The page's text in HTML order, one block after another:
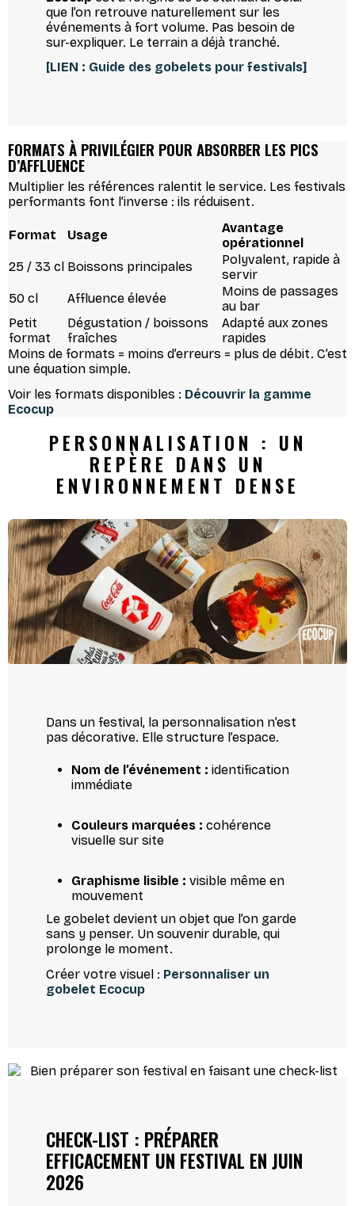
que l’on retrouve naturellement sur les
événements à fort volume. Pas besoin de
sur-expliquer. Le terrain a déjà tranché.
[LIEN : Guide des gobelets pour festivals]
FORMATS À PRIVILÉGIER POUR ABSORBER LES PICS
D’AFFLUENCE
Multiplier les références ralentit le service. Les festivals
performants font l’inverse : ils réduisent.
Format Usage
Avantage
opérationnel
25 / 33 cl Boissons principales
Polyvalent, rapide à
servir
50 cl
Affluence élevée
Moins de passages
au bar
Petit
format
Dégustation / boissons
fraîches
Adapté aux zones
rapides
Moins de formats = moins d’erreurs = plus de débit. C’est
une équation simple.
Voir les formats disponibles : Découvrir la gamme
Ecocup
PERSONNALISATION : UN
REPÈRE DANS UN
ENVIRONNEMENT DENSE
Dans un festival, la personnalisation n’est
pas décorative. Elle structure l’espace.
Nom de l’événement : identification
immédiate
Couleurs marquées : cohérence
visuelle sur site
Graphisme lisible : visible même en
mouvement
Le gobelet devient un objet que l’on garde
sans y penser. Un souvenir durable, qui
prolonge le moment.
Créer votre visuel : Personnaliser un
gobelet Ecocup
CHECK-LIST : PRÉPARER
EFFICACEMENT UN FESTIVAL EN JUIN
2026